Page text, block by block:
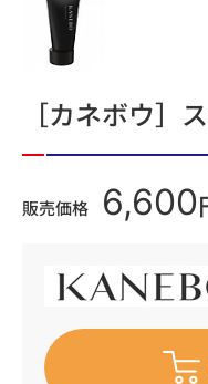
［カネボウ］
販売価格 6,600